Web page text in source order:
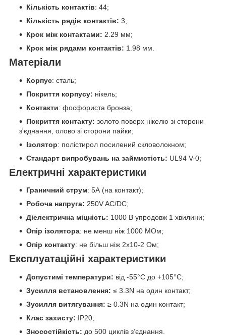
Кількість контактів: 44;
Кількість рядів контактів: 3;
Крок між контактами: 2.29 мм;
Крок між рядами контактів: 1.98 мм.
Матеріали
Корпус: сталь;
Покриття корпусу: нікель;
Контакти: фосфориста бронза;
Покриття контакту: золото поверх нікелю зі сторони
з'єднання, олово зі сторони пайки;
Ізолятор: полістирол посилений скловолокном;
Стандарт випробувань на займистість: UL94 V-0;
Електричні характеристики
Граничний струм: 5А (на контакт);
Робоча напруга: 250V AC/DC;
Діелектрична міцність: 1000 В упродовж 1 хвилини;
Опір ізолятора: не менш ніж 1000 МОм;
Опір контакту: не більш ніж 2x10-2 Ом;
Експлуатаційні характеристики
Допустимі температури: від -55°C до +105°C;
Зусилля встановлення: ≤ 3.3N на один контакт;
Зусилля витягування: ≥ 0.3N на один контакт;
Клас захисту: IP20;
Зносостійкість: до 500 циклів з’єднання.